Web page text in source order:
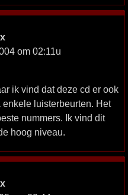
om 02:11u
ik vind dat deze cd er ook
luisterbeurten. Het
nummers. Ik vind dit
hoog niveau.